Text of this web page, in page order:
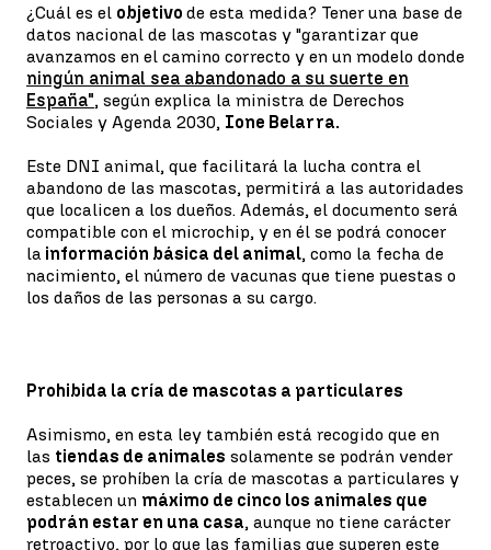
¿Cuál es el objetivo de esta medida? Tener una base de
datos nacional de las mascotas y "garantizar que
avanzamos en el camino correcto y en un modelo donde
ningún animal sea abandonado a su suerte en
España", según explica la ministra de Derechos
Sociales y Agenda 2030, Ione Belarra.
Este DNI animal, que facilitará la lucha contra el
abandono de las mascotas, permitirá a las autoridades
que localicen a los dueños. Además, el documento será
compatible con el microchip, y en él se podrá conocer
la información básica del animal, como la fecha de
nacimiento, el número de vacunas que tiene puestas o
los daños de las personas a su cargo.
Prohibida la cría de mascotas a particulares
Asimismo, en esta ley también está recogido que en
las tiendas de animales solamente se podrán vender
peces, se prohíben la cría de mascotas a particulares y
establecen un máximo de cinco los animales que
podrán estar en una casa, aunque no tiene carácter
retroactivo, por lo que las familias que superen este